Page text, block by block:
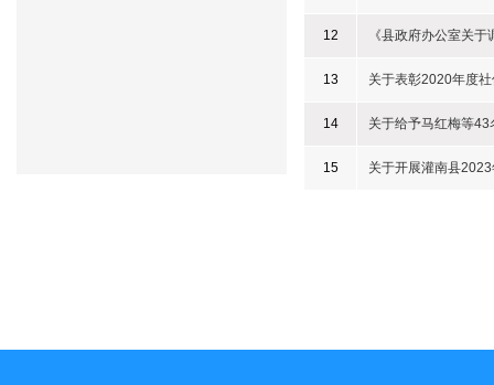
12 《县政府办公室关
13 关于表彰2020年度
14 关于给予马红梅等
15 关于开展灌南县